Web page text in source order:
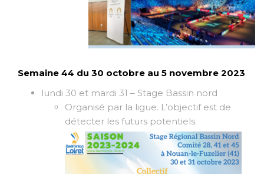
Semaine 44 du 30 octobre au 5 novembre 2023
lundi 30 et mardi 31 – Stage Bassin nord
Organisé par la ligue. L’objectif est de
détecter les futurs potentiels.